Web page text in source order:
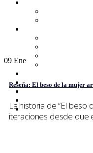
Tops
Buscar
09 Ene
Reseña: El beso de la mujer
La historia de “El beso
iteraciones desde que